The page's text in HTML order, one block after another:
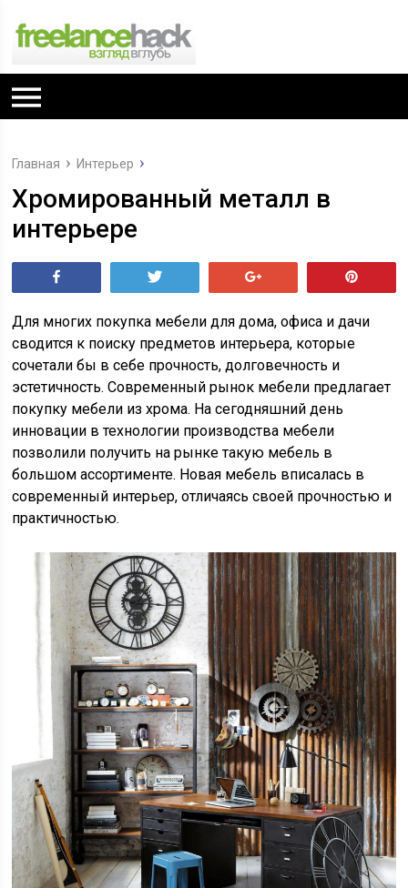
Главная Интерьер
Хромированный металл в
интерьере
Для многих покупка мебели для дома, офиса и дачи
сводится к поиску предметов интерьера, которые
сочетали бы в себе прочность, долговечность и
эстетичность. Современный рынок мебели предлагает
покупку мебели из хрома. На сегодняшний день
инновации в технологии производства мебели
позволили получить на рынке такую мебель в
большом ассортименте. Новая мебель вписалась в
современный интерьер, отличаясь своей прочностью и
практичностью.